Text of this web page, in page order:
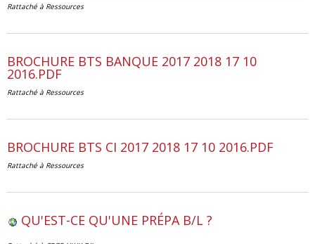
Rattaché à Ressources
BROCHURE BTS BANQUE 2017 2018 17 10
2016.PDF
Rattaché à Ressources
BROCHURE BTS CI 2017 2018 17 10 2016.PDF
Rattaché à Ressources
QU'EST-CE QU'UNE PRÉPA B/L ?